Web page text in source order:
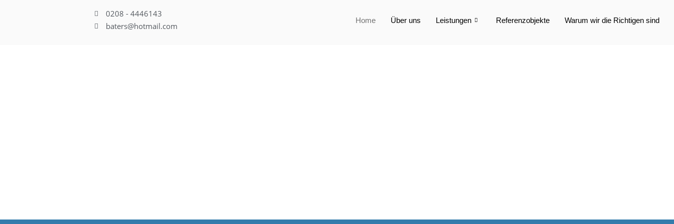
0208 - 4446143
baters@hotmail.com
Home Über uns Leistungen Referenzobjekte Warum wir die Richtigen sind